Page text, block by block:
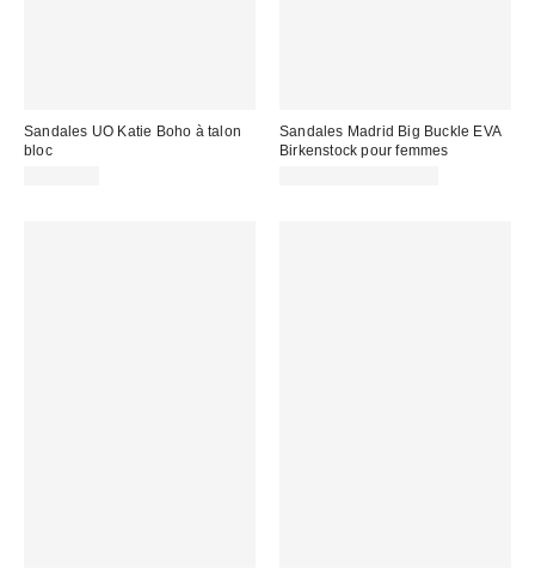
Sandales UO Katie Boho à talon
bloc
Sandales Madrid Big Buckle EVA
Birkenstock pour femmes